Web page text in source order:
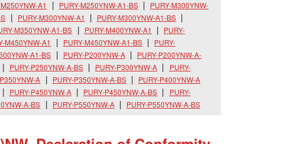
A1 PURY-M250YNW-A1-BS
PURY-M300YNW-
PURY-M300YNW-A1
PURY-M300YNW-A1-BS
M350YNW-A1-BS PURY-M400YNW-A1
PURY-
M450YNW-A1 PURY-M450YNW-A1-BS
PURY-
A1-BS PURY-P200YNW-A
PURY-P200YNW-A-
PURY-P250YNW-A-BS PURY-P300YNW-A
PURY-
A PURY-P350YNW-A-BS
PURY-P400YNW-A
PURY-P450YNW-A PURY-P450YNW-A-BS
PURY-
A-BS PURY-P550YNW-A PURY-P550YNW-A-BS